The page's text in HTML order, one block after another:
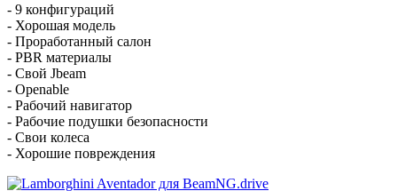
- 9 конфигураций
- Хорошая модель
- Проработанный салон
- PBR материалы
- Свой Jbeam
- Openable
- Рабочий навигатор
- Рабочие подушки безопасности
- Свои колеса
- Хорошие повреждения